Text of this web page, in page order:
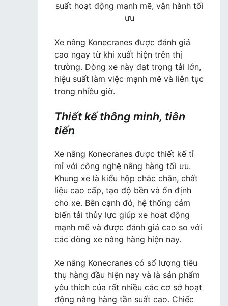
suất hoạt động mạnh mẽ, vận hành tối
ưu
Xe nâng Konecranes được đánh giá
cao ngay từ khi xuất hiện trên thị
trường. Dòng xe này đạt trọng tải lớn,
hiệu suất làm việc mạnh mẽ và liên tục
trong nhiều giờ.
Thiết kế thông minh, tiên
tiến
Xe nâng Konecranes được thiết kế tỉ
mỉ với công nghệ nâng hàng tối ưu.
Khung xe là kiểu hộp chắc chắn, chất
liệu cao cấp, tạo độ bền và ổn định
cho xe. Bên cạnh đó, hệ thống cảm
biến tải thủy lực giúp xe hoạt động
mạnh mẽ và được đánh giá cao so với
các dòng xe nâng hàng hiện nay.
Xe nâng Konecranes có số lượng tiêu
thụ hàng đầu hiện nay và là sản phẩm
yêu thích của rất nhiều các cơ sở hoạt
động nâng hàng tần suất cao. Chiếc